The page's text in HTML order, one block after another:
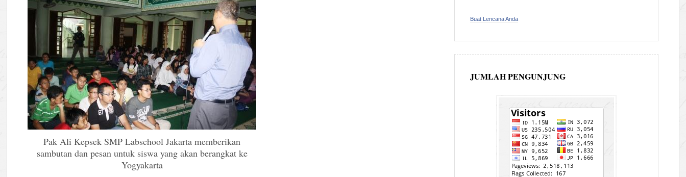
Pak Ali Kepsek SMP Labschool Jakarta memberikan
sambutan dan pesan untuk siswa yang akan berangkat ke
Yogyakarta
Buat Lencana Anda
JUMLAH PENGUNJUNG